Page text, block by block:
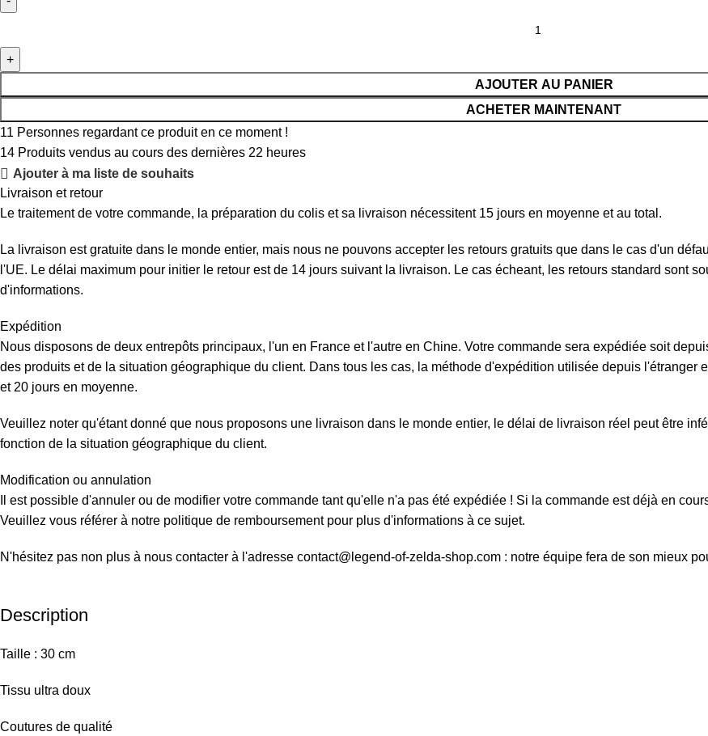
AJOUTER AU PANIER
ACHETER MAINTENANT
11 Personnes regardant ce produit en ce moment !
14 Produits vendus au cours des dernières 22 heures
Ajouter à ma liste de souhaits
Livraison et retour
Le traitement de votre commande, la préparation du colis et sa livraison nécessitent 15 jours en moyenne et au total.
La livraison est gratuite dans le monde entier, mais nous ne pouvons accepter les retours gratuits que dans le cas d'un
l'UE. Le délai maximum pour initier le retour est de 14 jours suivant la livraison. Le cas écheant, les retours standard sont
d'informations.
Expédition
Nous disposons de deux entrepôts principaux, l'un en France et l'autre en Chine. Votre commande sera expédiée soit
des produits et de la situation géographique du client. Dans tous les cas, la méthode d'expédition utilisée depuis l'étranger
et 20 jours en moyenne.
Veuillez noter qu'étant donné que nous proposons une livraison dans le monde entier, le délai de livraison réel peut être
fonction de la situation géographique du client.
Modification ou annulation
Il est possible d'annuler ou de modifier votre commande tant qu'elle n'a pas été expédiée ! Si la commande est déjà en
Veuillez vous référer à notre politique de remboursement pour plus d'informations à ce sujet.
N'hésitez pas non plus à nous contacter à l'adresse contact@legend-of-zelda-shop.com : notre équipe fera de son mieux
Description
Taille : 30 cm
Tissu ultra doux
Coutures de qualité